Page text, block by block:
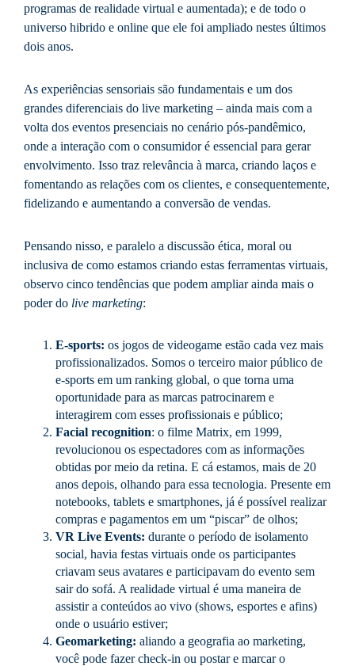
programas de realidade virtual e aumentada); e de todo o
universo hibrido e online que ele foi ampliado nestes últimos
dois anos.
As experiências sensoriais são fundamentais e um dos
grandes diferenciais do live marketing – ainda mais com a
volta dos eventos presenciais no cenário pós-pandêmico,
onde a interação com o consumidor é essencial para gerar
envolvimento. Isso traz relevância à marca, criando laços e
fomentando as relações com os clientes, e consequentemente,
fidelizando e aumentando a conversão de vendas.
Pensando nisso, e paralelo a discussão ética, moral ou
inclusiva de como estamos criando estas ferramentas virtuais,
observo cinco tendências que podem ampliar ainda mais o
poder do live marketing:
E-sports: os jogos de videogame estão cada vez mais
profissionalizados. Somos o terceiro maior público de
e-sports em um ranking global, o que torna uma
oportunidade para as marcas patrocinarem e
interagirem com esses profissionais e público;
Facial recognition: o filme Matrix, em 1999,
revolucionou os espectadores com as informações
obtidas por meio da retina. E cá estamos, mais de 20
anos depois, olhando para essa tecnologia. Presente em
notebooks, tablets e smartphones, já é possível realizar
compras e pagamentos em um “piscar” de olhos;
VR Live Events: durante o período de isolamento
social, havia festas virtuais onde os participantes
criavam seus avatares e participavam do evento sem
sair do sofá. A realidade virtual é uma maneira de
assistir a conteúdos ao vivo (shows, esportes e afins)
onde o usuário estiver;
Geomarketing: aliando a geografia ao marketing,
você pode fazer check-in ou postar e marcar o